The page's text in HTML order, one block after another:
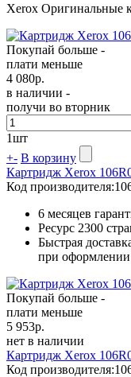
Xerox Оригинальные
Покупай больше -
плати меньше
4 080р.
в наличии -
получи во вторник
1шт
+- В корзину
Картридж Xerox
Код производителя:
6 месяцев
Ресурс 2300
Быстрая
при оформлении
Покупай больше -
плати меньше
5 953р.
нет в наличии
Картридж Xerox
Код производителя: